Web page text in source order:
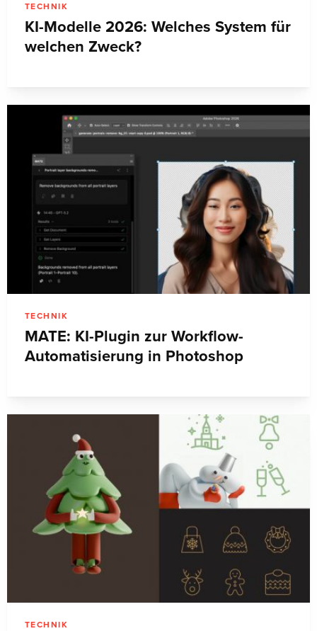
TECHNIK
KI-Modelle 2026: Welches System für
welchen Zweck?
TECHNIK
MATE: KI-Plugin zur Workflow-
Automatisierung in Photoshop
TECHNIK